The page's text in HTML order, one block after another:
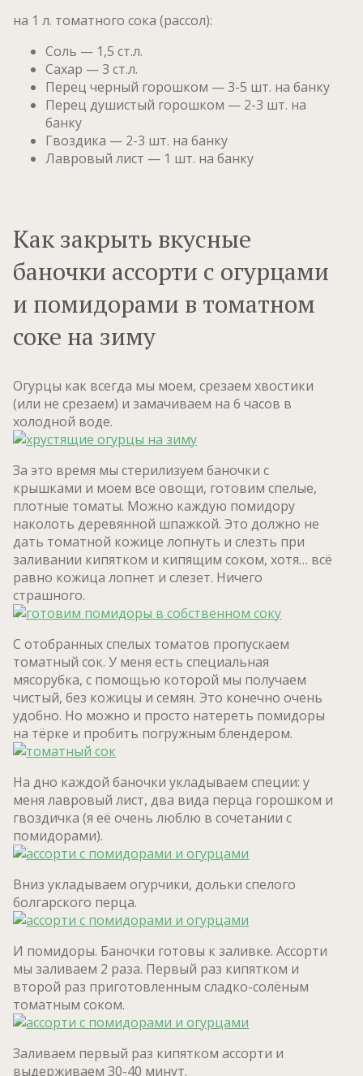
на 1 л. томатного сока (рассол):
Соль — 1,5 ст.л.
Сахар — 3 ст.л.
Перец черный горошком — 3-5 шт. на банку
Перец душистый горошком — 2-3 шт. на
банку
Гвоздика — 2-3 шт. на банку
Лавровый лист — 1 шт. на банку
Как закрыть вкусные
баночки ассорти с огурцами
и помидорами в томатном
соке на зиму
Огурцы как всегда мы моем, срезаем хвостики
(или не срезаем) и замачиваем на 6 часов в
холодной воде.
За это время мы стерилизуем баночки с
крышками и моем все овощи, готовим спелые,
плотные томаты. Можно каждую помидору
наколоть деревянной шпажкой. Это должно не
дать томатной кожице лопнуть и слезть при
заливании кипятком и кипящим соком, хотя… всё
равно кожица лопнет и слезет. Ничего
страшного.
С отобранных спелых томатов пропускаем
томатный сок. У меня есть специальная
мясорубка, с помощью которой мы получаем
чистый, без кожицы и семян. Это конечно очень
удобно. Но можно и просто натереть помидоры
на тёрке и пробить погружным блендером.
На дно каждой баночки укладываем специи: у
меня лавровый лист, два вида перца горошком и
гвоздичка (я её очень люблю в сочетании с
помидорами).
Вниз укладываем огурчики, дольки спелого
болгарского перца.
И помидоры. Баночки готовы к заливке. Ассорти
мы заливаем 2 раза. Первый раз кипятком и
второй раз приготовленным сладко-солёным
томатным соком.
Заливаем первый раз кипятком ассорти и
выдерживаем 30-40 минут.